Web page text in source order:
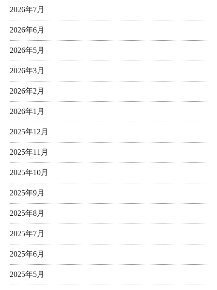
2026年7月
2026年6月
2026年5月
2026年3月
2026年2月
2026年1月
2025年12月
2025年11月
2025年10月
2025年9月
2025年8月
2025年7月
2025年6月
2025年5月